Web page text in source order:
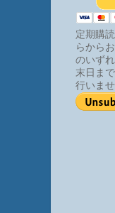
定期購
らから
のいず
末日ま
行いま